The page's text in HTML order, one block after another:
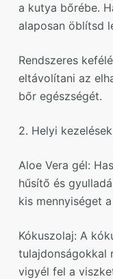
a kutya bőrébe.
alaposan öblítsd
Rendszeres
eltávolítani az
bőr egészségét.
2. Helyi kezelések
Aloe Vera gél:
hűsítő és
kis mennyiséget
Kókuszolaj: A
tulajdonságokkal
vigyél fel a